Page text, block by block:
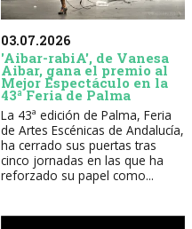
03.07.2026
'Aibar-rabiA', de Vanesa
Aibar, gana el premio al
Mejor Espectáculo en la
43ª Feria de Palma
La 43ª edición de Palma, Feria
de Artes Escénicas de Andalucía,
ha cerrado sus puertas tras
cinco jornadas en las que ha
reforzado su papel como...